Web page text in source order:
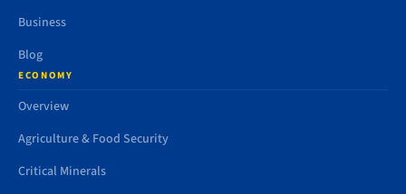
Business
Blog
ECONOMY
Overview
Agriculture & Food Security
Critical Minerals